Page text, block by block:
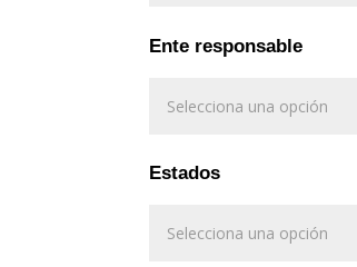
Ente responsable
Estados